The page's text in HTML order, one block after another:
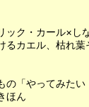
リック・カール×
るカエル、枯れ葉
の「やってみた
ほん